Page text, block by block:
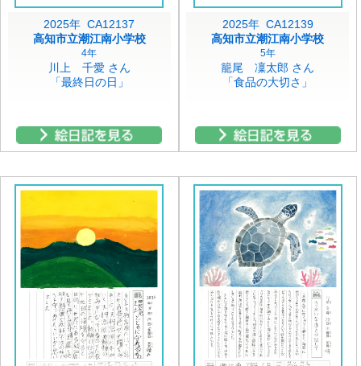
2025年 CA12137
高知市立潮江南小学校
4年
川上 千愛 さん
「最終日の日」
2025年 CA12139
高知市立潮江南小学校
5年
籠尾 凜太郎 さん
「食品の大切さ」